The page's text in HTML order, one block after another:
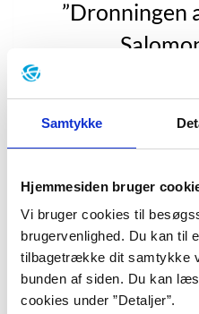
Samtykke
Hjemmesiden bruger
Vi bruger cookies til
brugervenlighed. Du kan til
tilbagetrække dit samtykke
bunden af siden. Du kan
cookies under ”Detaljer”.
”Dronningen
Saba & Kong Salomon”
fra
mytologiske figurer, som
Romanens ene
Etiopien, ved Simine-
fattig mor. Makeda
drage ud og finde sin